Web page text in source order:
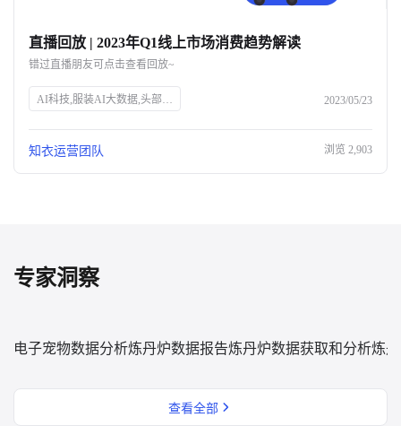
直播回放 | 2023年Q1线上市场消费趋势解读
错过直播朋友可点击查看回放~
AI科技,服装AI大数据,头部企业,知衣科技,官网SEO 2023/05/23
知衣运营团队 浏览 2,903
专家洞察
电子宠物数据分析炼丹炉数据报告炼丹炉数据获取和分析炼
查看全部